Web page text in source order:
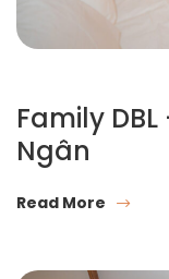
Family
Ngân
Read More